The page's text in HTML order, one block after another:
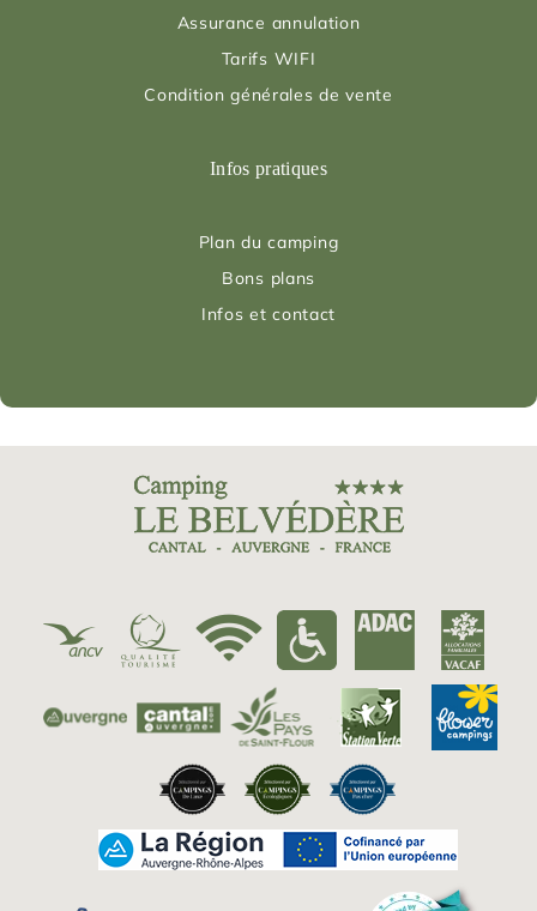
Assurance annulation
Tarifs WIFI
Condition générales de vente
Infos pratiques
Plan du camping
Bons plans
Infos et contact